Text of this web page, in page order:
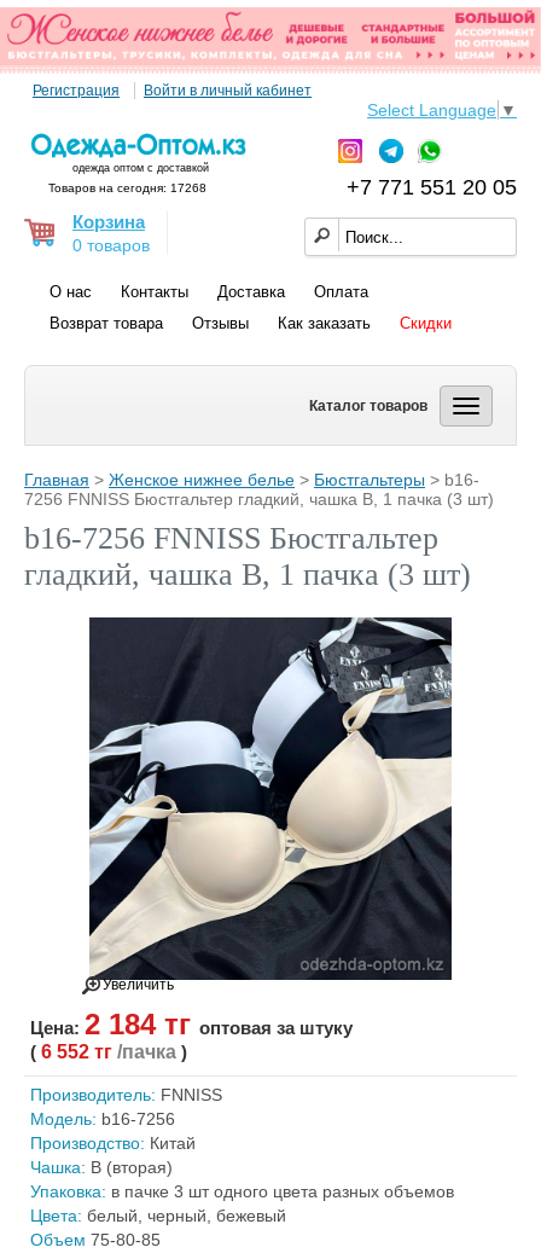
Регистрация Войти в личный кабинет
Select Language ▼
одежда оптом с доставкой
+7 771 551 20 05
Товаров на сегодня: 17268
Корзина
0 товаров
О нас Контакты Доставка
Оплата
Возврат товара
Отзывы Как заказать Скидки
Каталог товаров
Главная > Женское нижнее белье > Бюстгальтеры > b16-
7256 FNNISS Бюстгальтер гладкий, чашка B, 1 пачка (3 шт)
b16-7256 FNNISS Бюстгальтер
гладкий, чашка B, 1 пачка (3 шт)
Увеличить
Цена: 2 184 тг оптовая за штуку
( 6 552 тг /пачка )
Производитель: FNNISS
Модель: b16-7256
Производство: Китай
Чашка: B (вторая)
Упаковка: в пачке 3 шт одного цвета разных объемов
Цвета: белый, черный, бежевый
Объем 75-80-85